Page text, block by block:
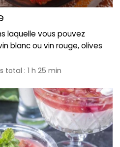
laquelle vous pouvez
blanc ou vin rouge, olives
total : 1 h 25 min